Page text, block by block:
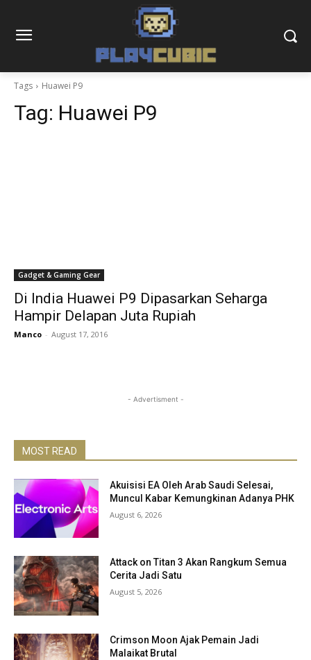
Tags Huawei P9
Tag: Huawei P9
Gadget & Gaming Gear
Di India Huawei P9 Dipasarkan Seharga
Hampir Delapan Juta Rupiah
Manco - August 17, 2016
- Advertisment -
MOST READ
Akuisisi EA Oleh Arab Saudi Selesai,
Muncul Kabar Kemungkinan Adanya PHK
August 6, 2026
Attack on Titan 3 Akan Rangkum Semua
Cerita Jadi Satu
August 5, 2026
Crimson Moon Ajak Pemain Jadi
Malaikat Brutal